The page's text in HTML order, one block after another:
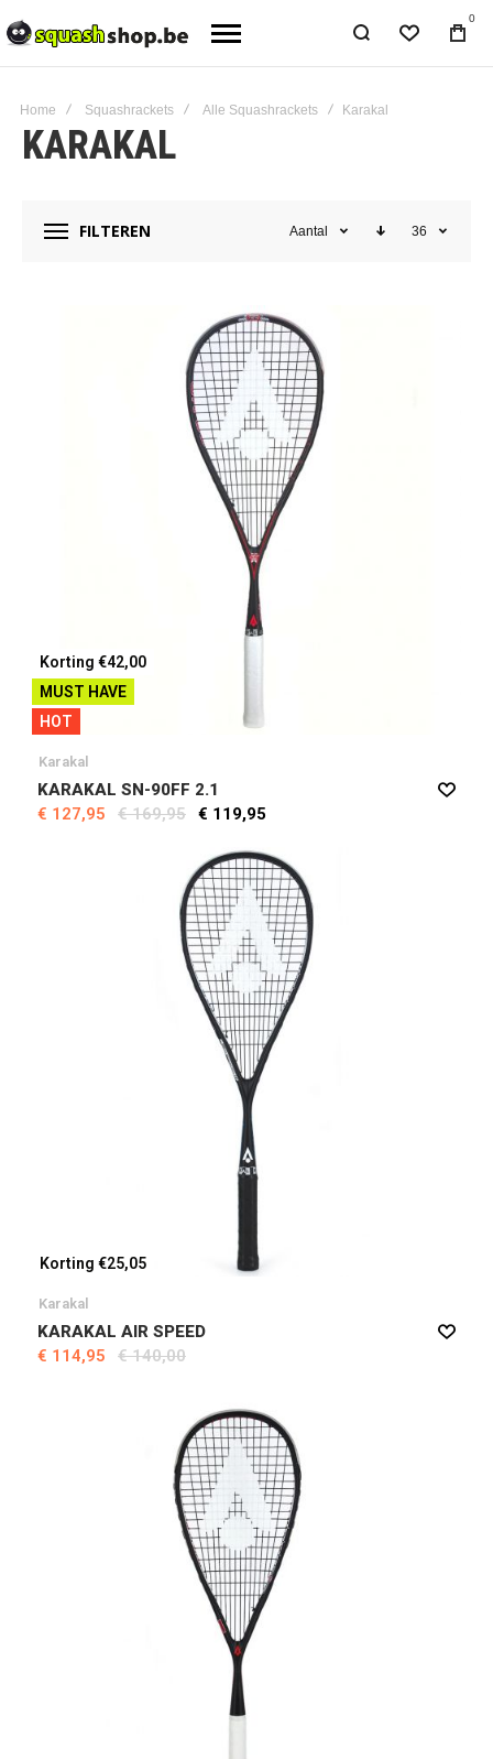
0
Home Squashrackets Alle Squashrackets Karakal
KARAKAL
FILTEREN Aantal 36
Korting €42,00
MUST HAVE
HOT
Karakal
KARAKAL SN-90FF 2.1
€ 127,95
€ 169,95 € 119,95
Korting €25,05
Karakal
KARAKAL AIR SPEED
€ 114,95
€ 140,00